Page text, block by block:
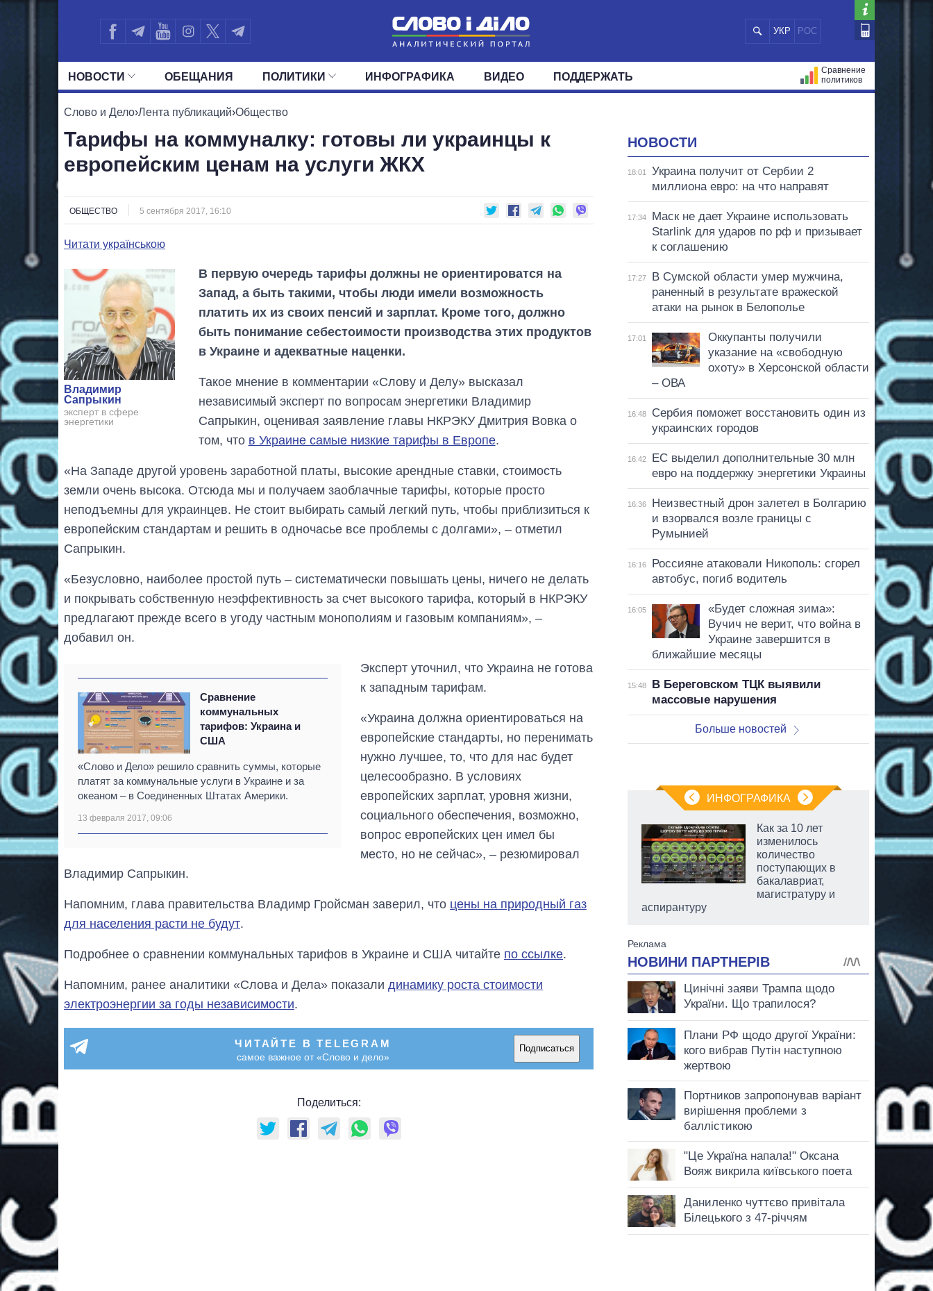
УКР РОС
НОВОСТИ
ПОЛИТИКА ЭКОНОМИКА ОБЩЕСТВО
ОБЕЩАНИЯ ПОЛИТИКИ
ВСЕ ПОЛИТИКИ ПРЕЗИДЕНТ И ОФИС
ДЕПУТАТЫ КОМИТЕТЫ ФРАКЦИИ ОКРУГА
ИНФОГРАФИКА ВИДЕО ПОДДЕРЖАТЬ
Сравнение
политиков
Слово и Дело›Лента публикаций›Общество
Тарифы на коммуналку: готовы ли украинцы к
европейским ценам на услуги ЖКХ
ОБЩЕСТВО 5 сентября 2017, 16:10
Читати українською
Владимир
Сапрыкин
эксперт в сфере
энергетики
В первую очередь тарифы должны не ориентироватся на
Запад, а быть такими, чтобы люди имели возможность
платить их из своих пенсий и зарплат. Кроме того, должно
быть понимание себестоимости производства этих продуктов
в Украине и адекватные наценки.
Такое мнение в комментарии «Слову и Делу» высказал
независимый эксперт по вопросам энергетики Владимир
Сапрыкин, оценивая заявление главы НКРЭКУ Дмитрия Вовка о
том, что в Украине самые низкие тарифы в Европе.
«На Западе другой уровень заработной платы, высокие арендные ставки, стоимость
земли очень высока. Отсюда мы и получаем заоблачные тарифы, которые просто
неподъемны для украинцев. Не стоит выбирать самый легкий путь, чтобы приблизиться к
европейским стандартам и решить в одночасье все проблемы с долгами», – отметил
Сапрыкин.
«Безусловно, наиболее простой путь – систематически повышать цены, ничего не делать
и покрывать собственную неэффективность за счет высокого тарифа, который в НКРЭКУ
предлагают прежде всего в угоду частным монополиям и газовым компаниям», –
добавил он.
Сравнение
коммунальных
тарифов: Украина и
США
«Слово и Дело» решило сравнить суммы, которые
платят за коммунальные услуги в Украине и за
океаном – в Соединенных Штатах Америки.
13 февраля 2017, 09:06
Эксперт уточнил, что Украина не готова
к западным тарифам.
«Украина должна ориентироваться на
европейские стандарты, но перенимать
нужно лучшее, то, что для нас будет
целесообразно. В условиях
европейских зарплат, уровня жизни,
социального обеспечения, возможно,
вопрос европейских цен имел бы
место, но не сейчас», – резюмировал
Владимир Сапрыкин.
Напомним, глава правительства Владимр Гройсман заверил, что цены на природный газ
для населения расти не будут.
Подробнее о сравнении коммунальных тарифов в Украине и США читайте по ссылке.
Напомним, ранее аналитики «Слова и Дела» показали динамику роста стоимости
электроэнергии за годы независимости.
ЧИТАЙТЕ В TELEGRAM
самое важное от «Слово и дело»
Подписаться
Поделиться:
НОВОСТИ
18:01
Украина получит от Сербии 2
миллиона евро: на что направят
17:34
Маск не дает Украине использовать
Starlink для ударов по рф и призывает
к соглашению
17:27
В Сумской области умер мужчина,
раненный в результате вражеской
атаки на рынок в Белополье
17:01
Оккупанты получили
указание на «свободную
охоту» в Херсонской области
– ОВА
16:48
Сербия поможет восстановить один из
украинских городов
16:42
ЕС выделил дополнительные 30 млн
евро на поддержку энергетики Украины
16:36
Неизвестный дрон залетел в Болгарию
и взорвался возле границы с
Румынией
16:16
Россияне атаковали Никополь: сгорел
автобус, погиб водитель
16:05
«Будет сложная зима»:
Вучич не верит, что война в
Украине завершится в
ближайшие месяцы
15:48
В Береговском ТЦК выявили
массовые нарушения
Больше новостей
ИНФОГРАФИКА
Как изменился
бюджет
Министерства
Как за 10 лет
изменилось
количество
поступающих в
бакалавриат,
магистратуру и
аспирантуру